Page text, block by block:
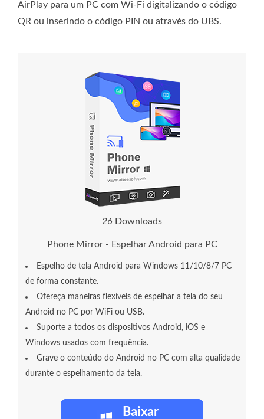
AirPlay para um PC com Wi-Fi digitalizando o código
QR ou inserindo o código PIN ou através do UBS.
26 Downloads
Phone Mirror - Espelhar Android para PC
Espelho de tela Android para Windows 11/10/8/7 PC
de forma constante.
Ofereça maneiras flexíveis de espelhar a tela do seu
Android no PC por WiFi ou USB.
Suporte a todos os dispositivos Android, iOS e
Windows usados ​​com frequência.
Grave o conteúdo do Android no PC com alta qualidade
durante o espelhamento da tela.
Baixar